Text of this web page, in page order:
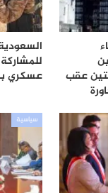
عقب
عسكري
سياسية